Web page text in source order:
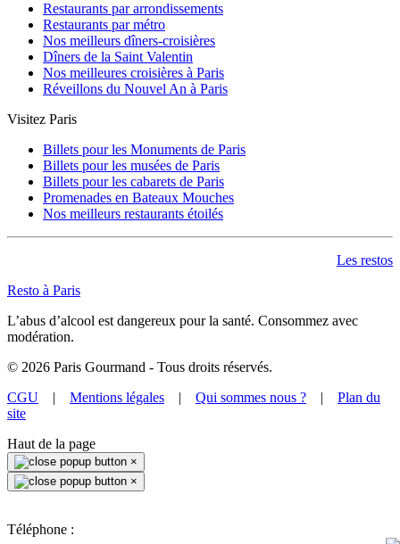
Restaurants par arrondissements
Restaurants par métro
Nos meilleurs dîners-croisières
Dîners de la Saint Valentin
Nos meilleures croisières à Paris
Réveillons du Nouvel An à Paris
Visitez Paris
Billets pour les Monuments de Paris
Billets pour les musées de Paris
Billets pour les cabarets de Paris
Promenades en Bateaux Mouches
Nos meilleurs restaurants étoilés
Les restos
Resto à Paris
L’abus d’alcool est dangereux pour la santé. Consommez avec
modération.
© 2026 Paris Gourmand - Tous droits réservés.
CGU | Mentions légales | Qui sommes nous ? | Plan du
site
Haut de la page
×
×
Téléphone :